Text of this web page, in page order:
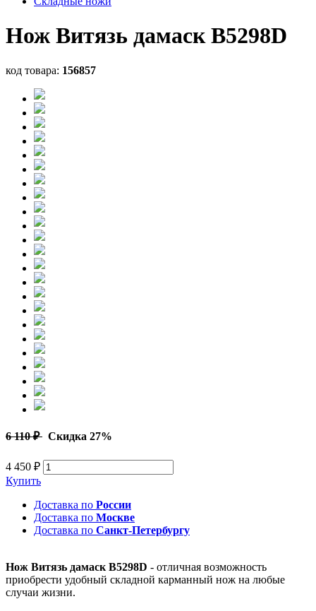
Нож Витязь дамаск B5298D
код товара: 156857
6 110 ₽ Скидка 27%
4 450 ₽
Купить
Доставка по России
Доставка по Москве
Доставка по Санкт-Петербургу
Нож Витязь дамаск B5298D - отличная возможность
приобрести удобный складной карманный нож на любые
случаи жизни.